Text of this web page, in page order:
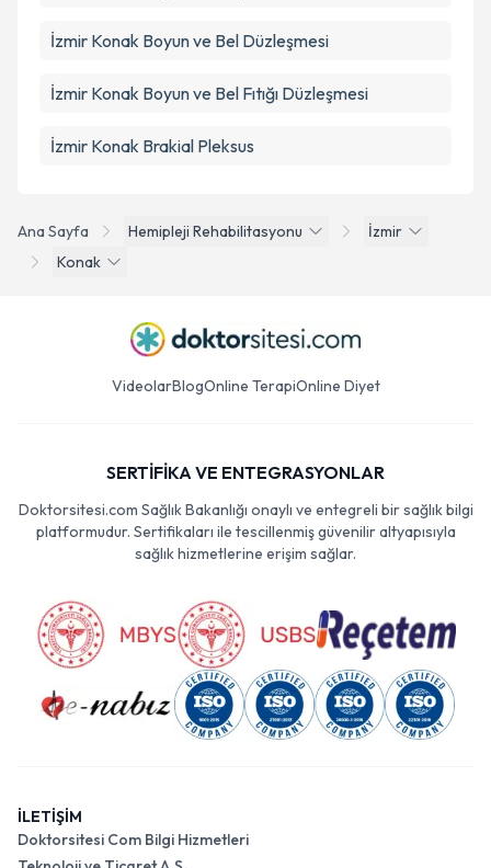
Ana Sayfa Hemipleji Rehabilitasyonu
İzmir
Konak
İzmir Konak Boyun ve Bel Düzleşmesi
İzmir Konak Boyun ve Bel Fıtığı Düzleşmesi
İzmir Konak Brakial Pleksus
VideolarBlogOnline TerapiOnline Diyet
SERTİFİKA VE ENTEGRASYONLAR
Doktorsitesi.com Sağlık Bakanlığı onaylı ve entegreli bir sağlık bilgi
platformudur. Sertifikaları ile tescillenmiş güvenilir altyapısıyla
sağlık hizmetlerine erişim sağlar.
İLETİŞİM
Doktorsitesi Com Bilgi Hizmetleri